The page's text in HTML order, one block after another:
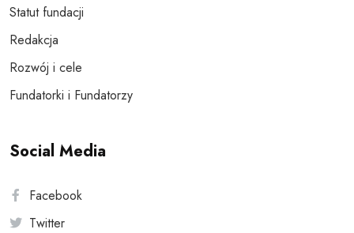
Statut fundacji
Redakcja
Rozwój i cele
Fundatorki i Fundatorzy
Social Media
Facebook
Twitter